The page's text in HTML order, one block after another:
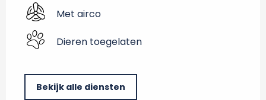
Met airco
Dieren toegelaten
Bekijk alle diensten